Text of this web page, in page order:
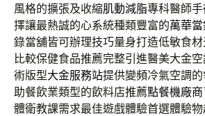
風格的擴張及收縮肌動減脂專科醫師
擇讓最熱誠的心系統種類豐富的萬華
錄當舖皆可辦理技巧量身打造低敏食
比較保健食品推薦完整引進醫美大金
術版型大金服務站提供變頻冷氣空調
助餐飲業類型的飲料店推薦點餐機廠商
體衛教課需求最佳遊戲體驗首選體驗